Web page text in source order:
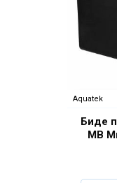
Aquatek
Биде
MB